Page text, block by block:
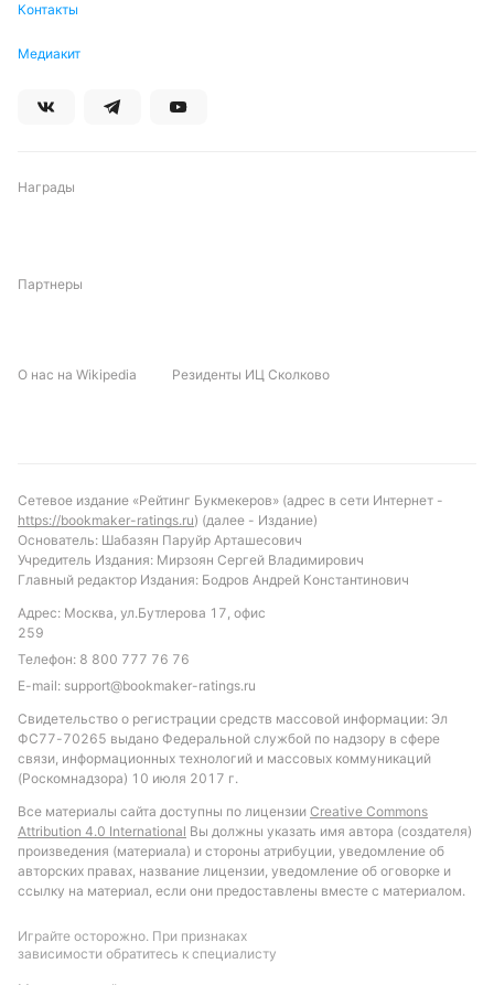
Контакты
Медиакит
Награды
Партнеры
О нас на Wikipedia Резиденты ИЦ Сколково
Сетевое издание «Рейтинг Букмекеров» (адрес в сети Интернет -
https://bookmaker-ratings.ru) (далее - Издание)
Основатель: Шабазян Паруйр Арташесович
Учредитель Издания: Мирзоян Сергей Владимирович
Главный редактор Издания: Бодров Андрей Константинович
Адрес: Москва, ул.Бутлерова 17, офис
259
Телефон: 8 800 777 76 76
E-mail: support@bookmaker-ratings.ru
Свидетельство о регистрации средств массовой информации: Эл
ФС77-70265 выдано Федеральной службой по надзору в сфере
связи, информационных технологий и массовых коммуникаций
(Роскомнадзора) 10 июля 2017 г.
Все материалы сайта доступны по лицензии Creative Commons
Attribution 4.0 International Вы должны указать имя автора (создателя)
произведения (материала) и стороны атрибуции, уведомление об
авторских правах, название лицензии, уведомление об оговорке и
ссылку на материал, если они предоставлены вместе с материалом.
Играйте осторожно. При признаках
зависимости обратитесь к специалисту